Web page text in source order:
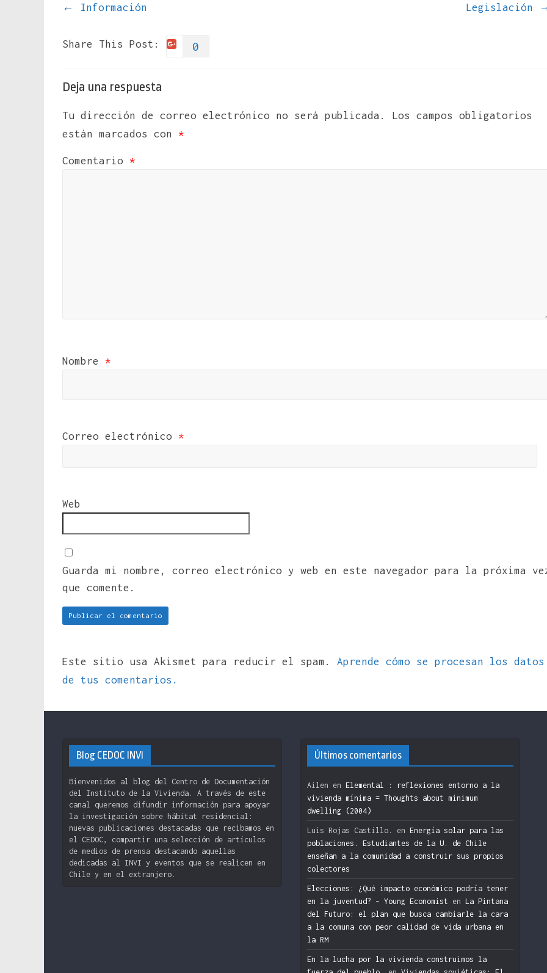
← Información Legislación
Share This Post: 0
Deja una respuesta
Tu dirección de correo electrónico no será publicada.
Los campos obligatorios
están marcados con *
Comentario *
Nombre *
Correo electrónico *
Web
Guarda mi nombre, correo electrónico y web en este navegador para la próxima
que comente.
Este sitio usa Akismet para reducir el spam. Aprende cómo se procesan los datos
de tus comentarios.
Blog CEDOC INVI
Bienvenidos al blog del Centro de Documentación
del Instituto de la Vivienda. A través de este
canal queremos difundir información para apoyar
la investigación sobre hábitat residencial:
nuevas publicaciones destacadas que recibamos en
el CEDOC, compartir una selección de artículos
de medios de prensa destacando aquellas
dedicadas al INVI y eventos que se realicen en
Chile y en el extranjero.
Últimos comentarios
Ailen en Elemental : reflexiones entorno a la
vivienda mínima = Thoughts about minimum
dwelling (2004)
Luis Rojas Castillo. en Energía solar para las
poblaciones. Estudiantes de la U. de Chile
enseñan a la comunidad a construir sus propios
colectores
Elecciones: ¿Qué impacto económico podría tener
en la juventud? – Young Economist en La Pintana
del Futuro: el plan que busca cambiarle la cara
a la comuna con peor calidad de vida urbana en
la RM
En la lucha por la vivienda construimos la